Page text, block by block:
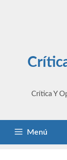
Crítica Y
Menú